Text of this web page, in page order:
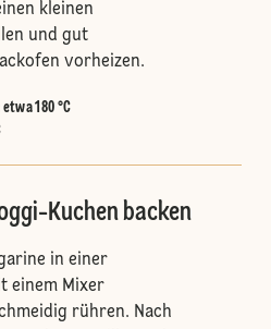
kleinen
und gut
vorheizen.
etwa 180 °C
Kuchen backen
in einer
einem Mixer
rühren. Nach